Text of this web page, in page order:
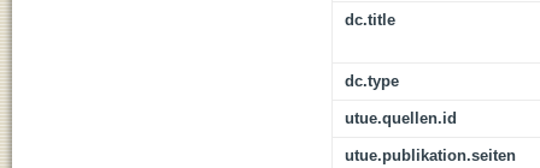
dc.title
dc.type
utue.quellen.id
utue.publikation.seiten